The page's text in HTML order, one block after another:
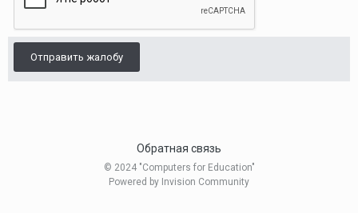
Отправить жалобу
Обратная связь
© 2024 "Computers for Education"
Powered by Invision Community